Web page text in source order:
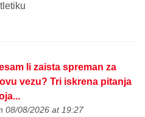
li zaista spreman za
vezu? Tri iskrena pitanja
08/08/2026 at 19:27